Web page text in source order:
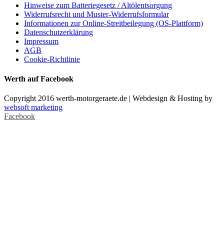
Hinweise zum Batteriegesetz / Altölentsorgung
Widerrufsrecht und Muster-Widerrufsformular
Informationen zur Online-Streitbeilegung (OS-Plattform)
Datenschutzerklärung
Impressum
AGB
Cookie-Richtlinie
Werth auf Facebook
Copyright 2016 werth-motorgeraete.de | Webdesign & Hosting by
websoft marketing
Facebook